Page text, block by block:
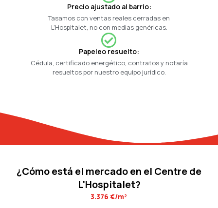
Precio ajustado al barrio:
Tasamos con ventas reales cerradas en
L'Hospitalet, no con medias genéricas.
Papeleo resuelto:
Cédula, certificado energético, contratos y notaría
resueltos por nuestro equipo jurídico.
¿Cómo está el mercado en el Centre de
L'Hospitalet?
3.376 €/m²